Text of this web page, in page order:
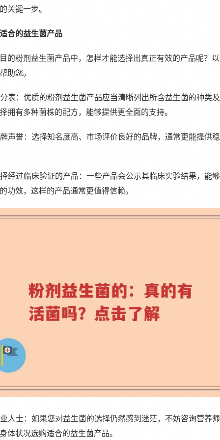
关键一步。
合的益生菌产品
的粉剂益生菌产品中，怎样才能选择出真正有效的产品呢？
助您。
表：优质的粉剂益生菌产品应当清晰列出所含益生菌的种类
拥有多种菌株的配方，能够提供更全面的支持。
声誉：选择知名度高、市场评价良好的品牌，通常更能提供
经过临床验证的产品：一些产品会公示其临床实验结果，能
功效，这样的产品通常更值得信赖。
人士：如果您对益生菌的选择仍然感到迷茫，不妨咨询营养
体状况选购适合的益生菌产品。